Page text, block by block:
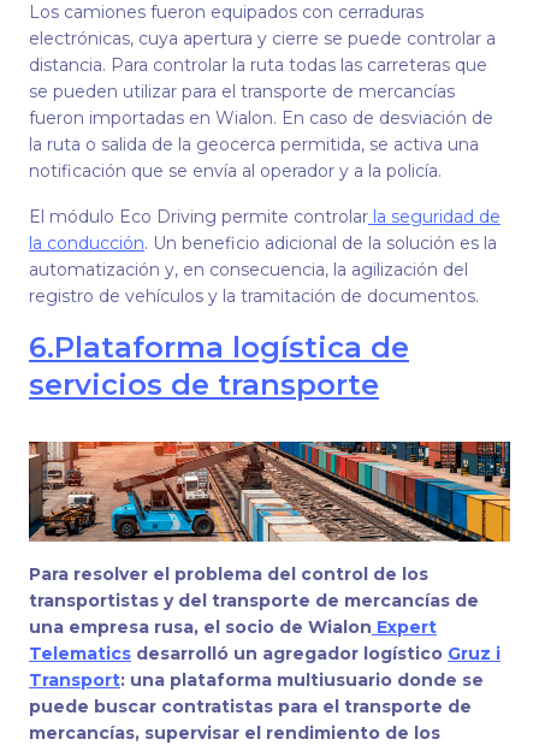
Los camiones fueron equipados con cerraduras
electrónicas, cuya apertura y cierre se puede controlar a
distancia. Para controlar la ruta todas las carreteras que
se pueden utilizar para el transporte de mercancías
fueron importadas en Wialon. En caso de desviación de
la ruta o salida de la geocerca permitida, se activa una
notificación que se envía al operador y a la policía.
El módulo Eco Driving permite controlar la seguridad de
la conducción. Un beneficio adicional de la solución es la
automatización y, en consecuencia, la agilización del
registro de vehículos y la tramitación de documentos.
6.Plataforma logística de
servicios de transporte
Para resolver el problema del control de los
transportistas y del transporte de mercancías de
una empresa rusa, el socio de Wialon Expert
Telematics desarrolló un agregador logístico Gruz i
Transport: una plataforma multiusuario donde se
puede buscar contratistas para el transporte de
mercancías, supervisar el rendimiento de los